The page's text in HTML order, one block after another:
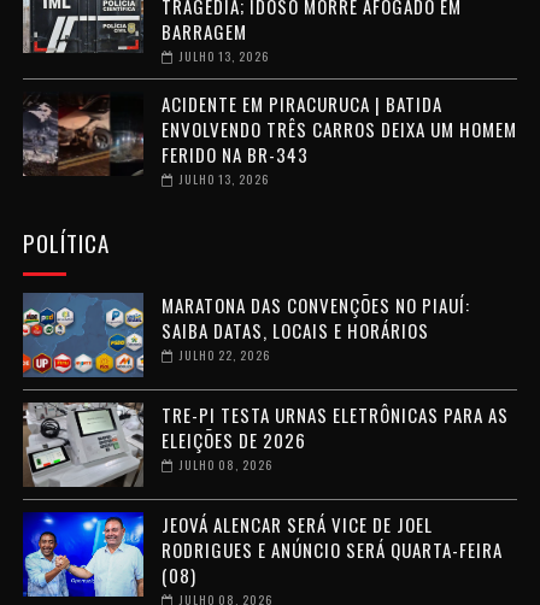
TRAGÉDIA; IDOSO MORRE AFOGADO EM
BARRAGEM
JULHO 13, 2026
ACIDENTE EM PIRACURUCA | BATIDA
ENVOLVENDO TRÊS CARROS DEIXA UM HOMEM
FERIDO NA BR-343
JULHO 13, 2026
POLÍTICA
MARATONA DAS CONVENÇÕES NO PIAUÍ:
SAIBA DATAS, LOCAIS E HORÁRIOS
JULHO 22, 2026
TRE-PI TESTA URNAS ELETRÔNICAS PARA AS
ELEIÇÕES DE 2026
JULHO 08, 2026
JEOVÁ ALENCAR SERÁ VICE DE JOEL
RODRIGUES E ANÚNCIO SERÁ QUARTA-FEIRA
(08)
JULHO 08, 2026